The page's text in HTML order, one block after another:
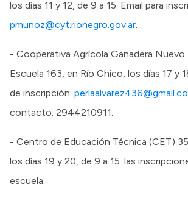
los días 11 y 12, de 9 a 15. Email para
pmunoz@cyt.rionegro.gov.ar
- Cooperativa Agrícola Ganadera Nuevo
Escuela 163, en Río Chico, los días 17 y
de inscripción:
contacto: 2944210911.
- Centro de Educación Técnica (CET)
los días 19 y 20, de 9 a 15. las
escuela.